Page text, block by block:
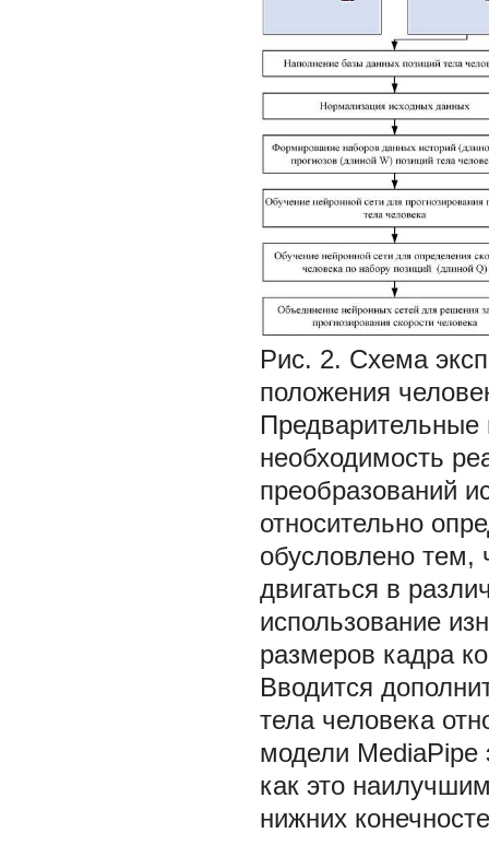
Рис. 2. Схема
положения
Предварительные
необходимость
преобразований
относительно
обусловлено
двигаться в
использование
размеров кадра
Вводится
тела человека
модели MediaPipe
как это
нижних